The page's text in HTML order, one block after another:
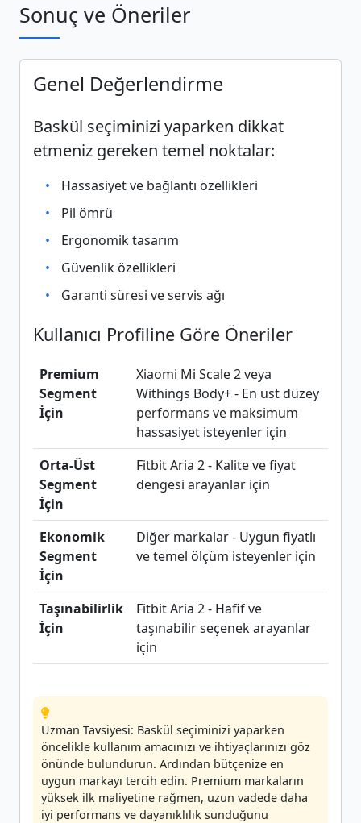
Sonuç ve Öneriler
Genel Değerlendirme
Baskül seçiminizi yaparken dikkat
etmeniz gereken temel noktalar:
Hassasiyet ve bağlantı özellikleri
Pil ömrü
Ergonomik tasarım
Güvenlik özellikleri
Garanti süresi ve servis ağı
Kullanıcı Profiline Göre Öneriler
Premium
Segment
İçin
Xiaomi Mi Scale 2 veya
Withings Body+ - En üst düzey
performans ve maksimum
hassasiyet isteyenler için
Orta-Üst
Segment
İçin
Fitbit Aria 2 - Kalite ve fiyat
dengesi arayanlar için
Ekonomik
Segment
İçin
Diğer markalar - Uygun fiyatlı
ve temel ölçüm isteyenler için
Taşınabilirlik
İçin
Fitbit Aria 2 - Hafif ve
taşınabilir seçenek arayanlar
için
Uzman Tavsiyesi: Baskül seçiminizi yaparken
öncelikle kullanım amacınızı ve ihtiyaçlarınızı göz
önünde bulundurun. Ardından bütçenize en
uygun markayı tercih edin. Premium markaların
yüksek ilk maliyetine rağmen, uzun vadede daha
iyi performans ve dayanıklılık sunduğunu